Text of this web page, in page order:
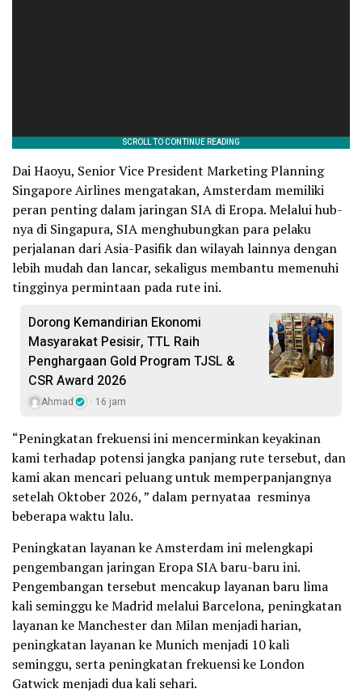
Dai Haoyu, Senior Vice President Marketing Planning
Singapore Airlines mengatakan, Amsterdam memiliki
peran penting dalam jaringan SIA di Eropa. Melalui hub-
nya di Singapura, SIA menghubungkan para pelaku
perjalanan dari Asia-Pasifik dan wilayah lainnya dengan
lebih mudah dan lancar, sekaligus membantu memenuhi
tingginya permintaan pada rute ini.
Dorong Kemandirian Ekonomi
Masyarakat Pesisir, TTL Raih
Penghargaan Gold Program TJSL &
CSR Award 2026
Ahmad 16 jam
“Peningkatan frekuensi ini mencerminkan keyakinan
kami terhadap potensi jangka panjang rute tersebut, dan
kami akan mencari peluang untuk memperpanjangnya
setelah Oktober 2026, ” dalam pernyataa resminya
beberapa waktu lalu.
Peningkatan layanan ke Amsterdam ini melengkapi
pengembangan jaringan Eropa SIA baru-baru ini.
Pengembangan tersebut mencakup layanan baru lima
kali seminggu ke Madrid melalui Barcelona, peningkatan
layanan ke Manchester dan Milan menjadi harian,
peningkatan layanan ke Munich menjadi 10 kali
seminggu, serta peningkatan frekuensi ke London
Gatwick menjadi dua kali sehari.